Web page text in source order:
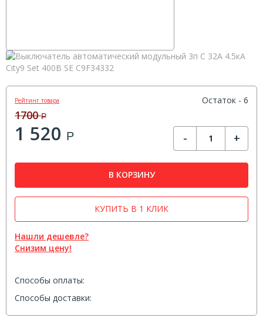
Рейтинг товара Остаток - 6
1700Р
1 520 Р - +
В КОРЗИНУ
Нашли дешевле?
Снизим цену!
КУПИТЬ В 1 КЛИК
Способы оплаты:
Способы доставки: